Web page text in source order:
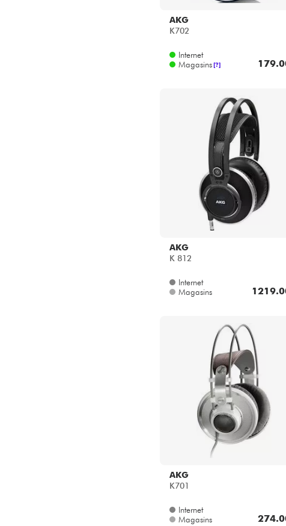
AKG
K702
Internet
Magasins[?]
AKG
K 812
Internet
Magasins
AKG
K701
Internet
Magasins